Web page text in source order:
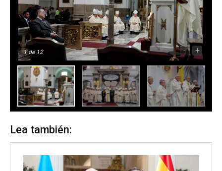
1de 12 - +
Lea también: